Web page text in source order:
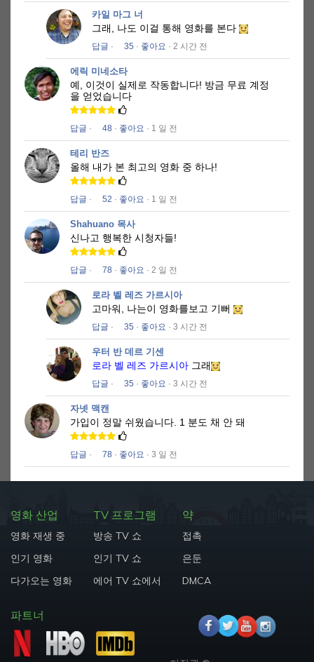
카일 마그 너
그래, 나도 이걸 통해 영화를 본다
답글 · 35 · 좋아요 · 2 시간 전
에릭 미네소타
예, 이것이 실제로 작동합니다! 방금 무료 계정
을 얻었습니다
답글 · 48 · 좋아요 · 1 일 전
테리 반즈
올해 내가 본 최고의 영화 중 하나!
답글 · 52 · 좋아요 · 1 일 전
Shahuano 목사
신나고 행복한 시청자들!
답글 · 78 · 좋아요 · 2 일 전
로라 벨 레즈 가르시아
고마워, 나는이 영화를보고 기뻐
답글 · 35 · 좋아요 · 3 시간 전
우터 반 데르 기센
로라 벨 레즈 가르시아 그래
답글 · 35 · 좋아요 · 3 시간 전
자넷 맥캔
가입이 정말 쉬웠습니다. 1 분도 채 안 돼
답글 · 78 · 좋아요 · 3 일 전
영화 산업
영화 재생 중
인기 영화
다가오는 영화
TV 프로그램
방송 TV 쇼
인기 TV 쇼
에어 TV 쇼에서
약
접촉
은둔
DMCA
파트너